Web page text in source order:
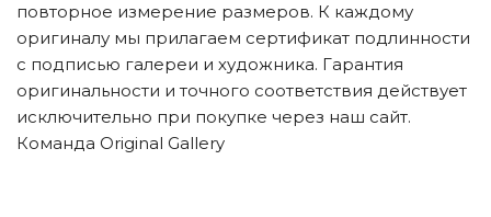
повторное измерение размеров. К каждому
оригиналу мы прилагаем сертификат подлинности
с подписью галереи и художника. Гарантия
оригинальности и точного соответствия действует
исключительно при покупке через наш сайт.
Команда Original Gallery